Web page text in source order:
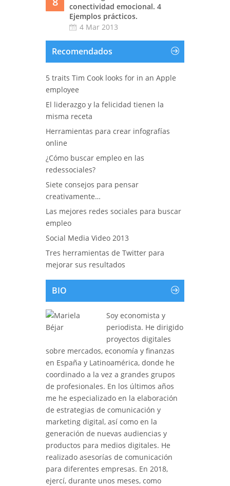
conectividad emocional. 4
Ejemplos prácticos.
4 Mar 2013
Recomendados
5 traits Tim Cook looks for in an Apple
employee
El liderazgo y la felicidad tienen la
misma receta
Herramientas para crear infografías
online
¿Cómo buscar empleo en las
redessociales?
Siete consejos para pensar
creativamente…
Las mejores redes sociales para buscar
empleo
Social Media Video 2013
Tres herramientas de Twitter para
mejorar sus resultados
BIO
Soy economista y
periodista. He dirigido
proyectos digitales
sobre mercados, economía y finanzas
en España y Latinoamérica, donde he
coordinado a la vez a grandes grupos
de profesionales. En los últimos años
me he especializado en la elaboración
de estrategias de comunicación y
marketing digital, así como en la
generación de nuevas audiencias y
productos para medios digitales. He
realizado asesorías de comunicación
para diferentes empresas. En 2018,
ejercí, durante unos meses, como